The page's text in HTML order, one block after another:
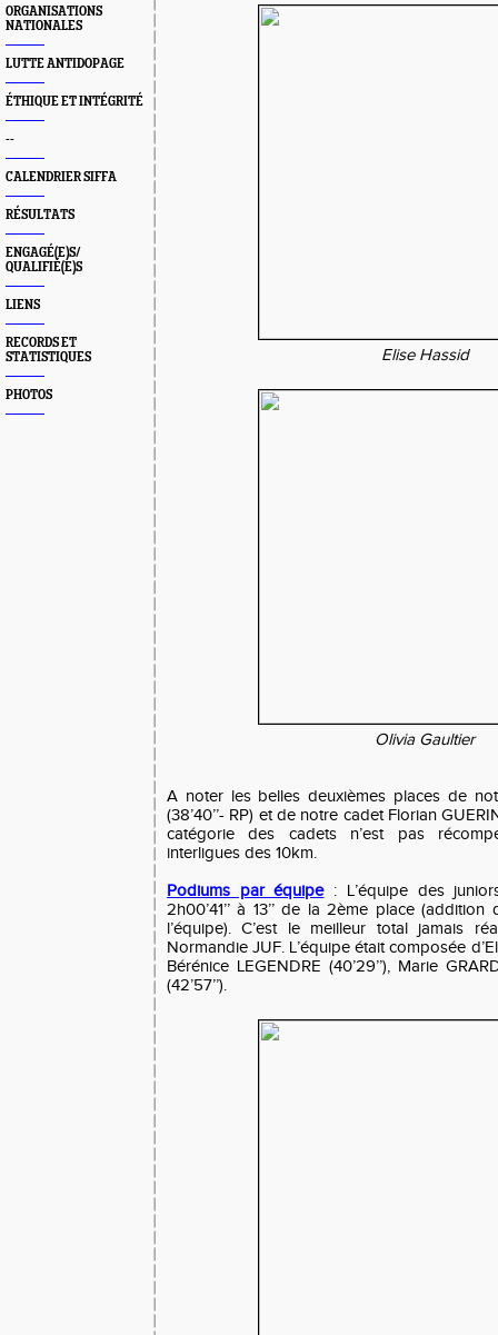
ORGANISATIONS
NATIONALES
LUTTE ANTIDOPAGE
ÉTHIQUE ET INTÉGRITÉ
--
CALENDRIER SIFFA
RÉSULTATS
ENGAGÉ(E)S/
QUALIFIÉ(E)S
LIENS
RECORDS ET
STATISTIQUES
PHOTOS
Elise Hassid
Olivia Gaultier
A noter les belles deuxièmes places de
(38’40’’- RP) et de notre cadet Florian
catégorie des cadets n’est pas
interligues des 10km.
Podiums par équipe: L’équipe des
2h00’41’’ à 13’’ de la 2ème place
l’équipe). C’est le meilleur total jamais
Normandie JUF. L’équipe était composée
Bérénice LEGENDRE (40’29’’), Marie
(42’57’’).